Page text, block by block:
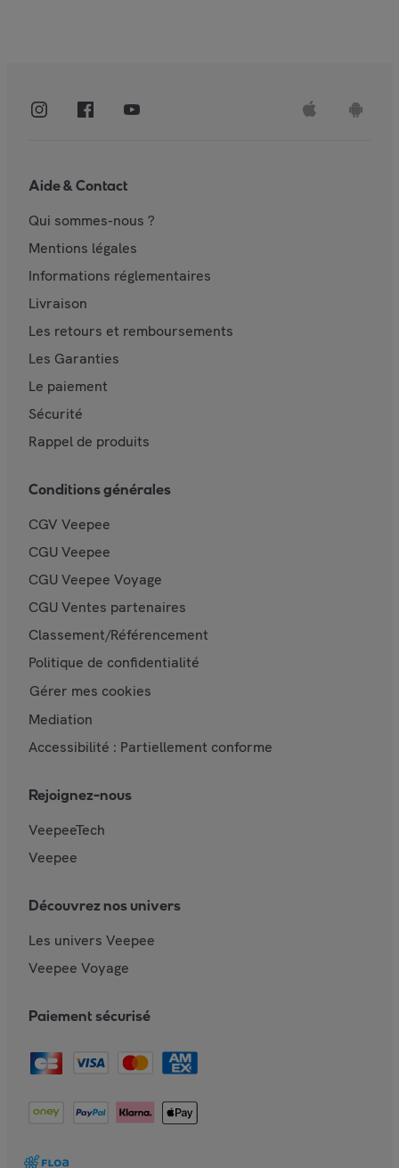
Aide & Contact
Qui sommes-nous ?
Mentions légales
Informations réglementaires
Livraison
Les retours et remboursements
Les Garanties
Le paiement
Sécurité
Rappel de produits
Conditions générales
CGV Veepee
CGU Veepee
CGU Veepee Voyage
CGU Ventes partenaires
Classement/Référencement
Politique de confidentialité
Gérer mes cookies
Mediation
Accessibilité : Partiellement conforme
Rejoignez-nous
VeepeeTech
Veepee
Découvrez nos univers
Les univers Veepee
Veepee Voyage
Paiement sécurisé